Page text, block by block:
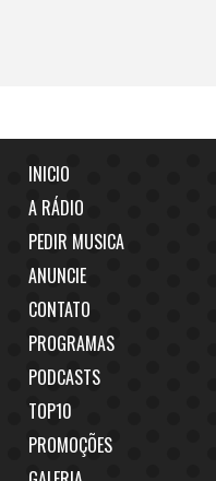
INICIO
A RÁDIO
PEDIR MUSICA
ANUNCIE
CONTATO
PROGRAMAS
PODCASTS
TOP10
PROMOÇÕES